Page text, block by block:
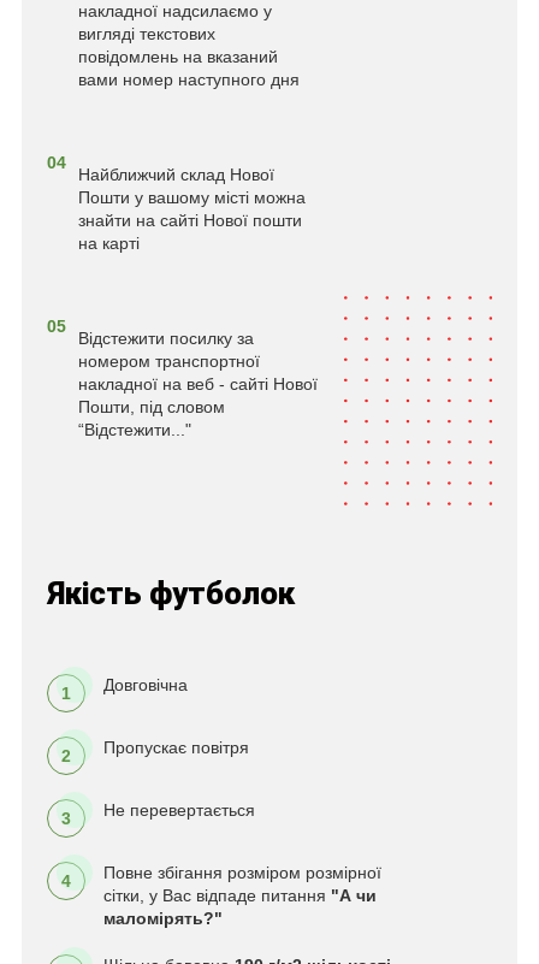
накладної надсилаємо у
вигляді текстових
повідомлень на вказаний
вами номер наступного дня
04
Найближчий склад Нової
Пошти у вашому місті можна
знайти на сайті Нової пошти
на карті
05
Відстежити посилку за
номером транспортної
накладної на веб - сайті Нової
Пошти, під словом
“Відстежити..."
Якість футболок
1 Довговічна
2 Пропускає повітря
3 Не перевертається
4
Повне збігання розміром розмірної
сітки, у Вас відпаде питання "А чи
маломірять?"